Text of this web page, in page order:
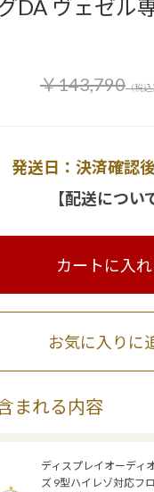
DA ヴェゼル
￥143,790（税込
送日：決済確認後
【配送につい
カートに入れ
まれる内容
ディスプレイオーディ
ズ 9型ハイレゾ対応フ
お気に入りに